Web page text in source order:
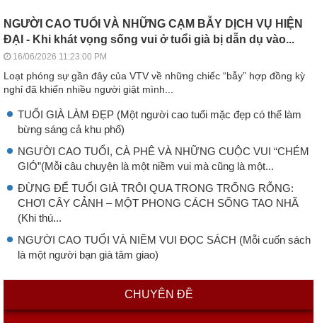
NGƯỜI CAO TUỔI VÀ NHỮNG CẠM BẪY DỊCH VỤ HIỆN
ĐẠI - Khi khát vọng sống vui ở tuổi già bị dẫn dụ vào...
16/06/2026 11:23:00 PM
Loạt phóng sự gần đây của VTV về những chiếc “bẫy” hợp đồng kỳ
nghỉ đã khiến nhiều người giật mình...
TUỔI GIÀ LÀM ĐẸP (Một người cao tuổi mặc đẹp có thể làm
bừng sáng cả khu phố)
NGƯỜI CAO TUỔI, CÀ PHÊ VÀ NHỮNG CUỘC VUI “CHÉM
GIÓ”(Mỗi câu chuyện là một niềm vui mà cũng là một...
ĐỪNG ĐỂ TUỔI GIÀ TRÔI QUA TRONG TRỐNG RỖNG:
CHƠI CÂY CẢNH – MỘT PHONG CÁCH SỐNG TAO NHÃ
(Khi thú...
NGƯỜI CAO TUỔI VÀ NIỀM VUI ĐỌC SÁCH (Mỗi cuốn sách
là một người bạn già tâm giao)
CHUYÊN ĐỀ